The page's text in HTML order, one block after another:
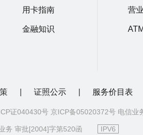
用卡指南
金融知识
营
证照公示 服务价目表
证040430号 京ICP备05020372号 电信业
务 审批[2004]字第520函 IPV6